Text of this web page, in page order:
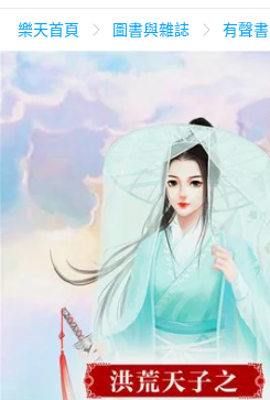
天天免運
居家生活 3C家電
女裝 男裝
日本購物 電子/紙本書
HOT
樂天首頁 圖書與雜誌 有聲書